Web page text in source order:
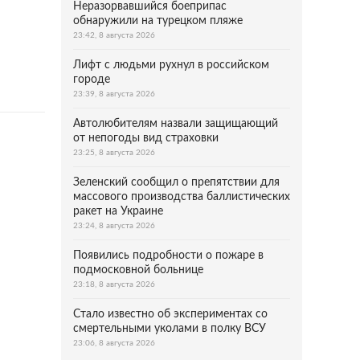
Неразорвавшийся боеприпас
обнаружили на турецком пляже
23:42, 8 августа 2026
Лифт с людьми рухнул в российском
городе
23:39, 8 августа 2026
Автолюбителям назвали защищающий
от непогоды вид страховки
23:25, 8 августа 2026
Зеленский сообщил о препятствии для
массового производства баллистических
ракет на Украине
23:24, 8 августа 2026
Появились подробности о пожаре в
подмосковной больнице
23:18, 8 августа 2026
Стало известно об экспериментах со
смертельными уколами в полку ВСУ
23:06, 8 августа 2026